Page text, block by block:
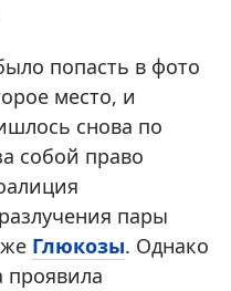
попасть в фото
место, и
снова по
собой право
пары
Глюкозы. Однако
проявила